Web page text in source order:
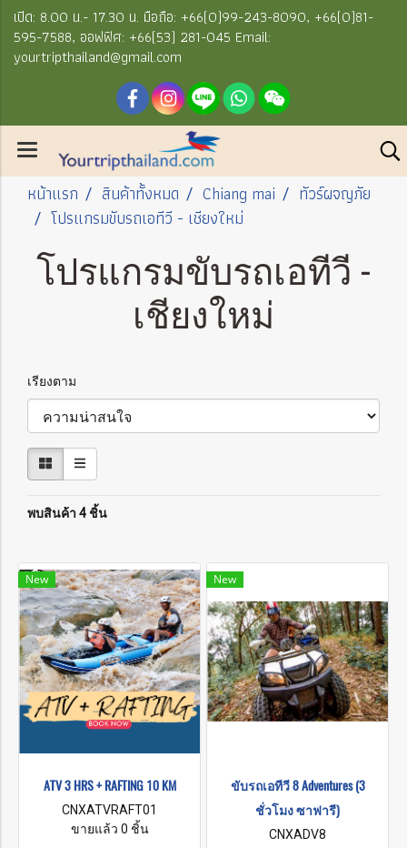
เปิด: 8.00 น.- 17.30 น. มือถือ: +66(0)99-243-8090, +66(0)81-
595-7588, ออฟฟิศ: +66(53) 281-045 Email:
yourtripthailand@gmail.com
หน้าแรก สินค้าทั้งหมด Chiang mai
ทัวร์ผจญภัย
โปรแกรมขับรถเอทีวี - เชียงใหม่
โปรแกรมขับรถเอทีวี -
เชียงใหม่
เรียงตาม
พบสินค้า 4 ชิ้น
New
ATV 3 HRS + RAFTING 10 KM
CNXATVRAFT01
ขายแล้ว 0 ชิ้น
New
ขับรถเอทีวี 8 Adventures (3
ชั่วโมง ซาฟารี)
CNXADV8